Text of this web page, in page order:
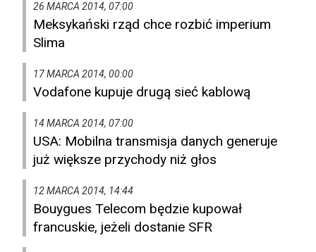
26 MARCA 2014, 07:00
Meksykański rząd chce rozbić imperium
Slima
17 MARCA 2014, 00:00
Vodafone kupuje drugą sieć kablową
14 MARCA 2014, 07:00
USA: Mobilna transmisja danych generuje
już większe przychody niż głos
12 MARCA 2014, 14:44
Bouygues Telecom będzie kupował
francuskie, jeżeli dostanie SFR